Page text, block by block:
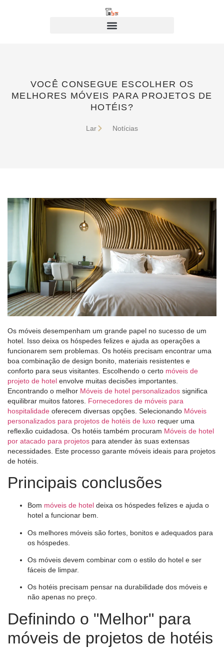
VOCÊ CONSEGUE ESCOLHER OS
MELHORES MÓVEIS PARA PROJETOS DE
HOTÉIS?
Lar Notícias
Os móveis desempenham um grande papel no sucesso de um
hotel. Isso deixa os hóspedes felizes e ajuda as operações a
funcionarem sem problemas. Os hotéis precisam encontrar uma
boa combinação de design bonito, materiais resistentes e
conforto para seus visitantes. Escolhendo o certo móveis de
projeto de hotel envolve muitas decisões importantes.
Encontrando o melhor Móveis de hotel personalizados significa
equilibrar muitos fatores. Fornecedores de móveis para
hospitalidade oferecem diversas opções. Selecionando Móveis
personalizados para projetos de hotéis de luxo requer uma
reflexão cuidadosa. Os hotéis também procuram Móveis de hotel
por atacado para projetos para atender às suas extensas
necessidades. Este processo garante móveis ideais para projetos
de hotéis.
Principais conclusões
Bom móveis de hotel deixa os hóspedes felizes e ajuda o
hotel a funcionar bem.
Os melhores móveis são fortes, bonitos e adequados para
os hóspedes.
Os móveis devem combinar com o estilo do hotel e ser
fáceis de limpar.
Os hotéis precisam pensar na durabilidade dos móveis e
não apenas no preço.
Definindo o "Melhor" para
móveis de projetos de hotéis